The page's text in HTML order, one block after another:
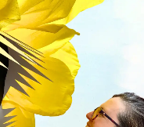
Anne-Lise Fabretti